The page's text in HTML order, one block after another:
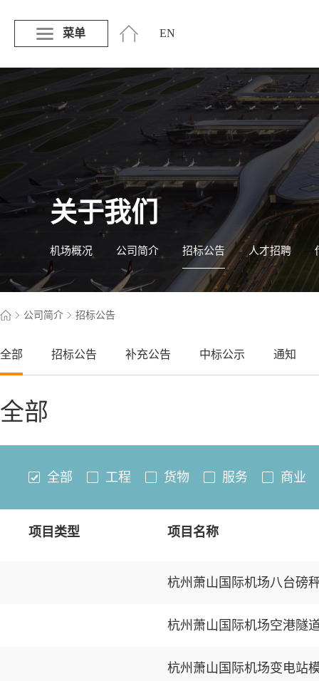
菜单 EN
关于我们
机场概况 公司简介 招标公告 人才招聘
公司简介 招标公告
全部 招标公告 补充公告 中标公示 通知
全部
全部 工程 货物 服务 商业
项目类型 项目名称
杭州萧山国际机场八台磅
杭州萧山国际机场空港隧
杭州萧山国际机场变电站